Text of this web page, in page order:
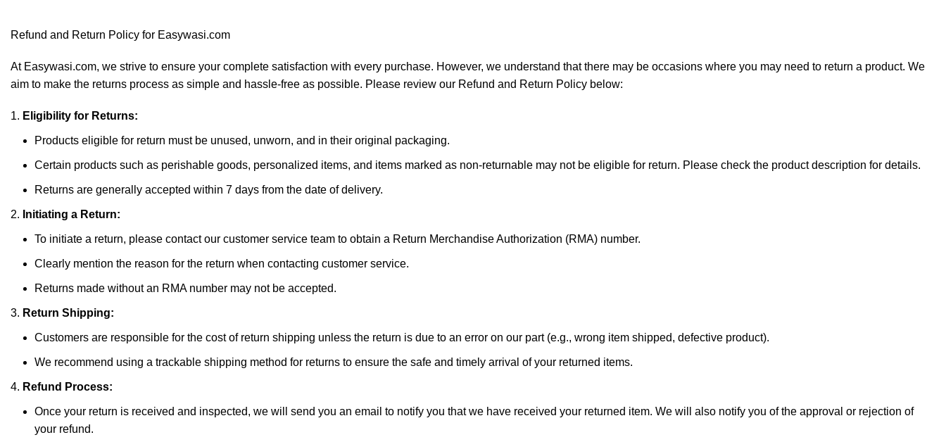
Refund and Return Policy for Easywasi.com
At Easywasi.com, we strive to ensure your complete satisfaction with every purchase. However, we understand that there may be occasions where you may need to return a product. We
aim to make the returns process as simple and hassle-free as possible. Please review our Refund and Return Policy below:
Eligibility for Returns:
Products eligible for return must be unused, unworn, and in their original packaging.
Certain products such as perishable goods, personalized items, and items marked as non-returnable may not be eligible for return. Please check the product description for details.
Returns are generally accepted within 7 days from the date of delivery.
Initiating a Return:
To initiate a return, please contactour customer service team to obtain a Return Merchandise Authorization (RMA) number.
Clearly mention the reason for the return when contacting customer service.
Returns made without an RMA number may not be accepted.
Return Shipping:
Customers are responsible for the cost of return shipping unless the return is due to an error on our part (e.g., wrong item shipped, defective product).
We recommend using a trackable shipping method for returns to ensure the safe and timely arrival of your returned items.
Refund Process:
Once your return is received and inspected, we will send you an email to notify you that we have received your returned item. We will also notify you of the approval or rejection of
your refund.